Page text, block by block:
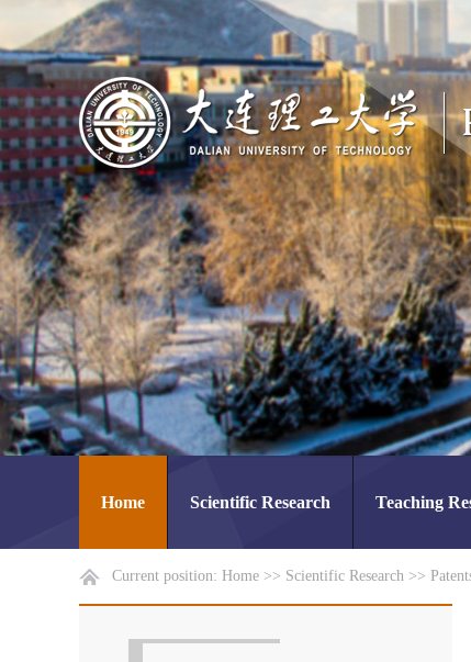
Home Scientific Research Teaching
Current position: Home >> Scientific Research >>